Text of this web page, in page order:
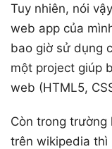
Tuy nhiên, nói
web app của
bao giờ sử dụng
một project giúp
web (HTML5,
Còn trong trường
trên wikipedia thì